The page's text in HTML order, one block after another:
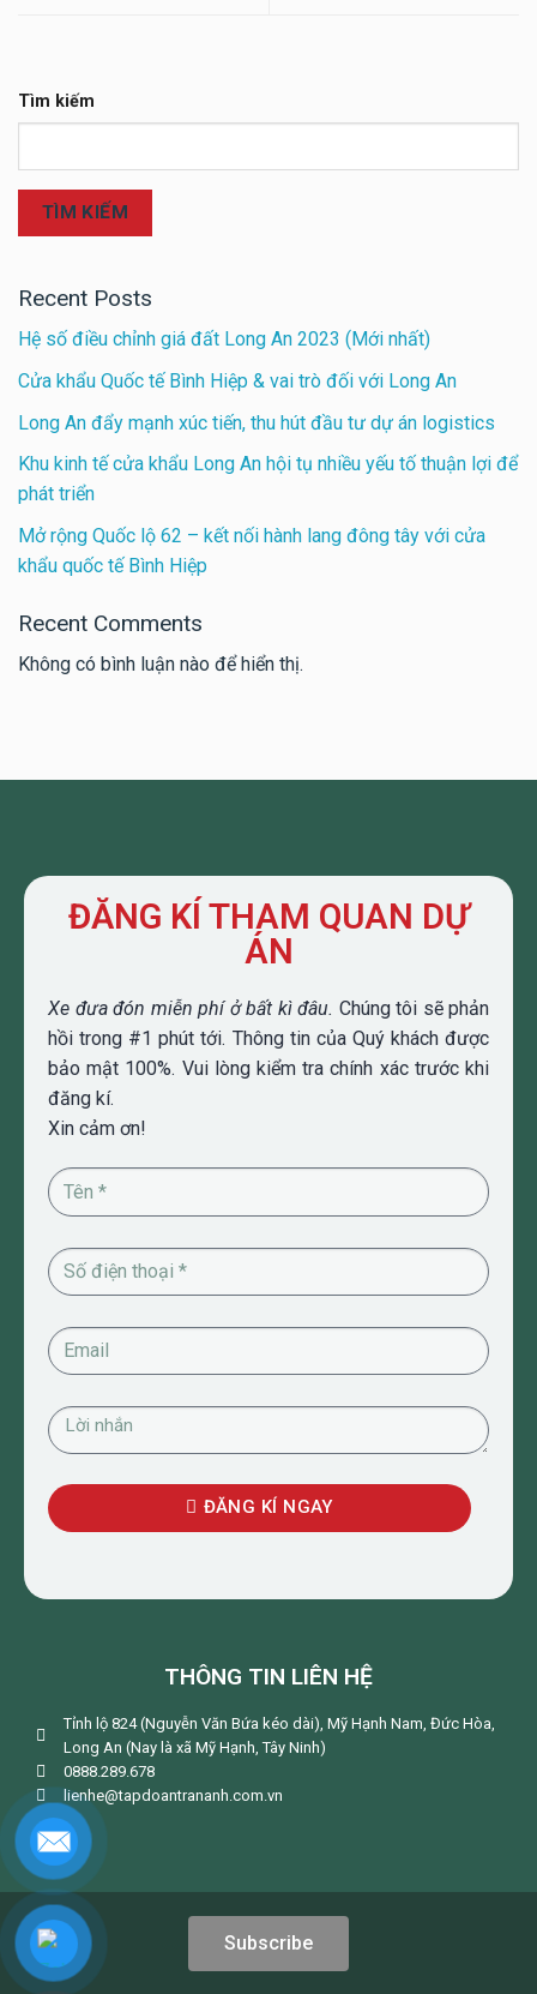
Tìm kiếm
TÌM KIẾM
Recent Posts
Hệ số điều chỉnh giá đất Long An 2023 (Mới nhất)
Cửa khẩu Quốc tế Bình Hiệp & vai trò đối với Long An
Long An đẩy mạnh xúc tiến, thu hút đầu tư dự án logistics
Khu kinh tế cửa khẩu Long An hội tụ nhiều yếu tố thuận lợi để
phát triển
Mở rộng Quốc lộ 62 – kết nối hành lang đông tây với cửa
khẩu quốc tế Bình Hiệp
Recent Comments
Không có bình luận nào để hiển thị.
ĐĂNG KÍ THAM QUAN DỰ
ÁN
Xe đưa đón miễn phí ở bất kì đâu. Chúng tôi sẽ phản
hồi trong #1 phút tới. Thông tin của Quý khách được
bảo mật 100%. Vui lòng kiểm tra chính xác trước khi
đăng kí.
Xin cảm ơn!
ĐĂNG KÍ NGAY
THÔNG TIN LIÊN HỆ
Tỉnh lộ 824 (Nguyễn Văn Bứa kéo dài), Mỹ Hạnh Nam, Đức Hòa,
Long An (Nay là xã Mỹ Hạnh, Tây Ninh)
0888.289.678
lienhe@tapdoantrananh.com.vn
Subscribe